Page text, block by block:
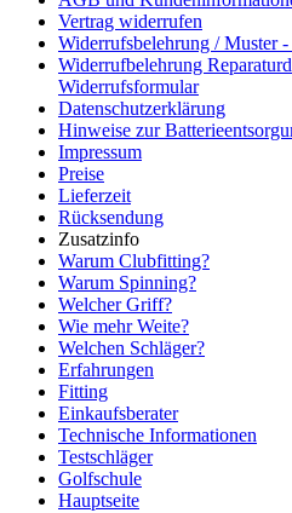
Vertrag widerrufen
Widerrufsbelehrung / Muster
Widerrufbelehrung
Widerrufsformular
Datenschutzerklärung
Hinweise zur
Impressum
Preise
Lieferzeit
Rücksendung
Zusatzinfo
Warum Clubfitting?
Warum Spinning?
Welcher Griff?
Wie mehr Weite?
Welchen Schläger?
Erfahrungen
Fitting
Einkaufsberater
Technische Informationen
Testschläger
Golfschule
Hauptseite